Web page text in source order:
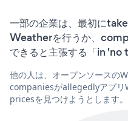
一部の企業は、最初に
Weatherを行うか、
できると主張する「in 'no
他の人は、オープンソースの
companiesがallegedlyアプ
pricesを見つけようとします。